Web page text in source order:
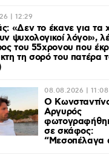
| 12:29
«Δεν το έκανε για τα
ψυχολογικοί λόγοι»,
του 55χρονου που
τη σορό του πατέρα
08.08.2026 | 11:08
Ο
Αργυρός
σε σκάφος:
“Μεσοπέλαγα